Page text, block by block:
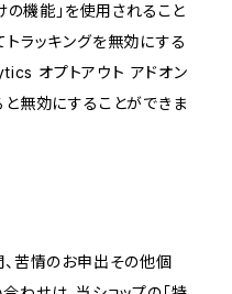
機能」を使用されること
ラッキングを無効にする
オプトアウト アドオン
と無効にすることができま
、苦情のお申出その他個